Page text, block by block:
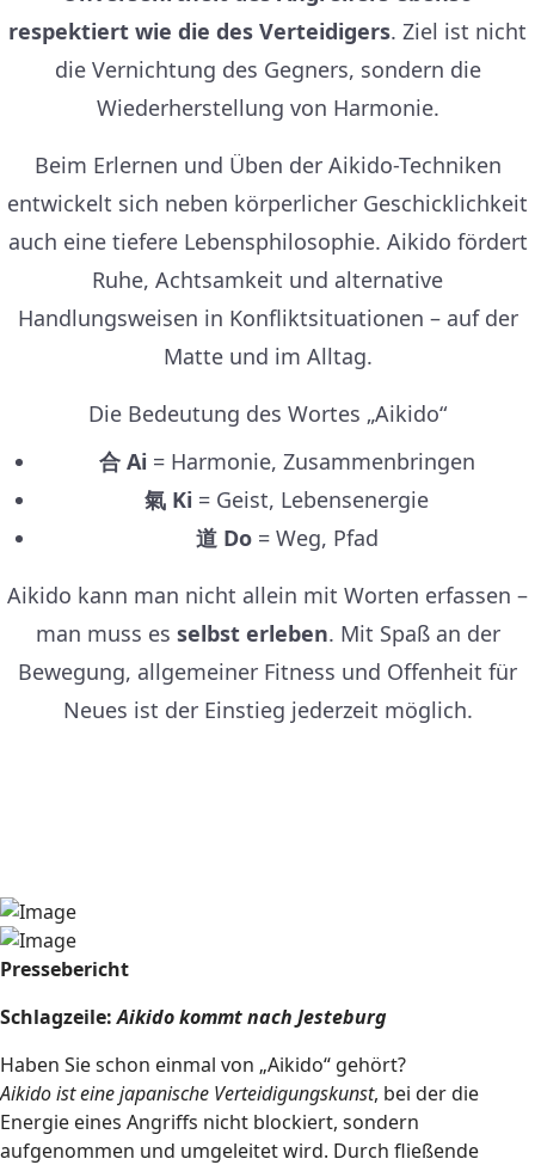
respektiert wie die des Verteidigers. Ziel ist nicht
die Vernichtung des Gegners, sondern die
Wiederherstellung von Harmonie.
Beim Erlernen und Üben der Aikido-Techniken
entwickelt sich neben körperlicher Geschicklichkeit
auch eine tiefere Lebensphilosophie. Aikido fördert
Ruhe, Achtsamkeit und alternative
Handlungsweisen in Konfliktsituationen – auf der
Matte und im Alltag.
Die Bedeutung des Wortes „Aikido“
合 Ai = Harmonie, Zusammenbringen
氣 Ki = Geist, Lebensenergie
道 Do= Weg, Pfad
Aikido kann man nicht allein mit Worten erfassen –
man muss es selbst erleben. Mit Spaß an der
Bewegung, allgemeiner Fitness und Offenheit für
Neues ist der Einstieg jederzeit möglich.
Pressebericht
Schlagzeile:Aikido kommt nach Jesteburg
Haben Sie schon einmal von „Aikido“ gehört?
Aikido ist eine japanische Verteidigungskunst, bei der die
Energie eines Angriffs nicht blockiert, sondern
aufgenommen und umgeleitet wird. Durch fließende